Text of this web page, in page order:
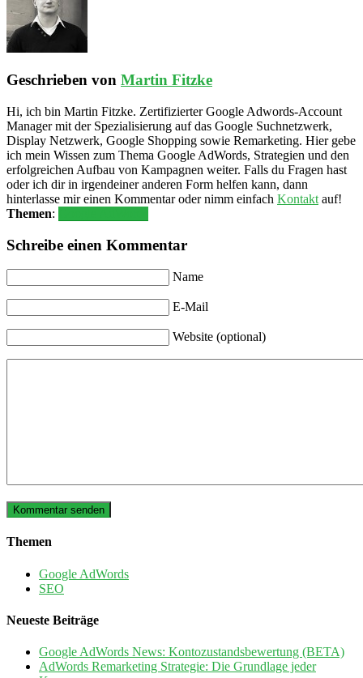
Geschrieben von Martin Fitzke
Hi, ich bin Martin Fitzke. Zertifizierter Google Adwords-Account
Manager mit der Spezialisierung auf das Google Suchnetzwerk,
Display Netzwerk, Google Shopping sowie Remarketing. Hier gebe
ich mein Wissen zum Thema Google AdWords, Strategien und den
erfolgreichen Aufbau von Kampagnen weiter. Falls du Fragen hast
oder ich dir in irgendeiner anderen Form helfen kann, dann
hinterlasse mir einen Kommentar oder nimm einfach Kontakt auf!
Themen:
Schreibe einen Kommentar
Name
E-Mail
Website (optional)
Themen
Google AdWords
SEO
Neueste Beiträge
Google AdWords News: Kontozustandsbewertung (BETA)
AdWords Remarketing Strategie: Die Grundlage jeder